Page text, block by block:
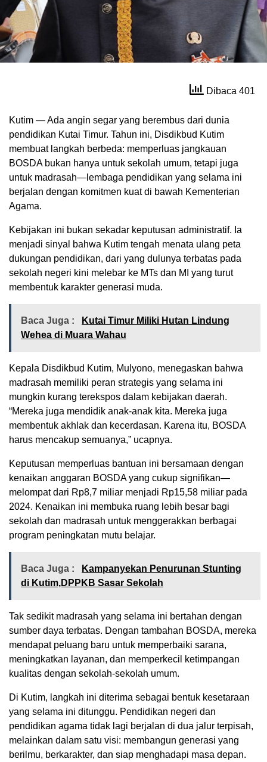
Dibaca 401
Kutim — Ada angin segar yang berembus dari dunia
pendidikan Kutai Timur. Tahun ini, Disdikbud Kutim
membuat langkah berbeda: memperluas jangkauan
BOSDA bukan hanya untuk sekolah umum, tetapi juga
untuk madrasah—lembaga pendidikan yang selama ini
berjalan dengan komitmen kuat di bawah Kementerian
Agama.
Kebijakan ini bukan sekadar keputusan administratif. Ia
menjadi sinyal bahwa Kutim tengah menata ulang peta
dukungan pendidikan, dari yang dulunya terbatas pada
sekolah negeri kini melebar ke MTs dan MI yang turut
membentuk karakter generasi muda.
Baca Juga :
Kutai Timur Miliki Hutan Lindung
Wehea di Muara Wahau
Kepala Disdikbud Kutim, Mulyono, menegaskan bahwa
madrasah memiliki peran strategis yang selama ini
mungkin kurang terekspos dalam kebijakan daerah.
“Mereka juga mendidik anak-anak kita. Mereka juga
membentuk akhlak dan kecerdasan. Karena itu, BOSDA
harus mencakup semuanya,” ucapnya.
Keputusan memperluas bantuan ini bersamaan dengan
kenaikan anggaran BOSDA yang cukup signifikan—
melompat dari Rp8,7 miliar menjadi Rp15,58 miliar pada
2024. Kenaikan ini membuka ruang lebih besar bagi
sekolah dan madrasah untuk menggerakkan berbagai
program peningkatan mutu belajar.
Baca Juga :
Kampanyekan Penurunan Stunting
di Kutim,DPPKB Sasar Sekolah
Tak sedikit madrasah yang selama ini bertahan dengan
sumber daya terbatas. Dengan tambahan BOSDA, mereka
mendapat peluang baru untuk memperbaiki sarana,
meningkatkan layanan, dan memperkecil ketimpangan
kualitas dengan sekolah-sekolah umum.
Di Kutim, langkah ini diterima sebagai bentuk kesetaraan
yang selama ini ditunggu. Pendidikan negeri dan
pendidikan agama tidak lagi berjalan di dua jalur terpisah,
melainkan dalam satu visi: membangun generasi yang
berilmu, berkarakter, dan siap menghadapi masa depan.